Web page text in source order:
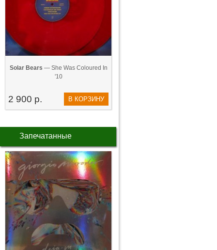
Solar Bears — She Was Coloured In
'10
2 900 р. В КОРЗИНУ
Запечатанные